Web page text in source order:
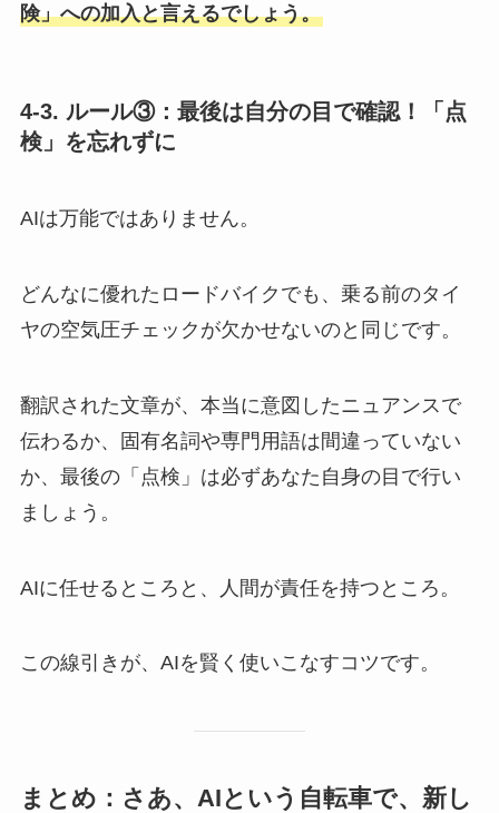
険」への加入と言えるでしょう。
4-3. ルール③：最後は自分の目で確認！「点
検」を忘れずに
AIは万能ではありません。
どんなに優れたロードバイクでも、乗る前のタイ
ヤの空気圧チェックが欠かせないのと同じです。
翻訳された文章が、本当に意図したニュアンスで
伝わるか、固有名詞や専門用語は間違っていない
か、最後の「点検」は必ずあなた自身の目で行い
ましょう。
AIに任せるところと、人間が責任を持つところ。
この線引きが、AIを賢く使いこなすコツです。
まとめ：さあ、AIという自転車で、新し